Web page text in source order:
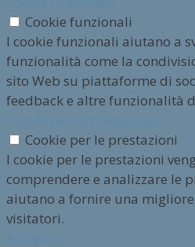
Cookie funzionali
I cookie funzionali aiutano a
funzionalità come la
sito Web su piattaforme di
feedback e altre funzionalità
Cookie per le prestazioni
I cookie per le prestazioni
comprendere e analizzare le
aiutano a fornire una
visitatori.